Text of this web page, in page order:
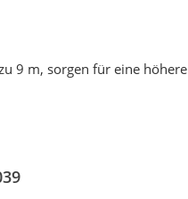
9 m, sorgen für eine höhere